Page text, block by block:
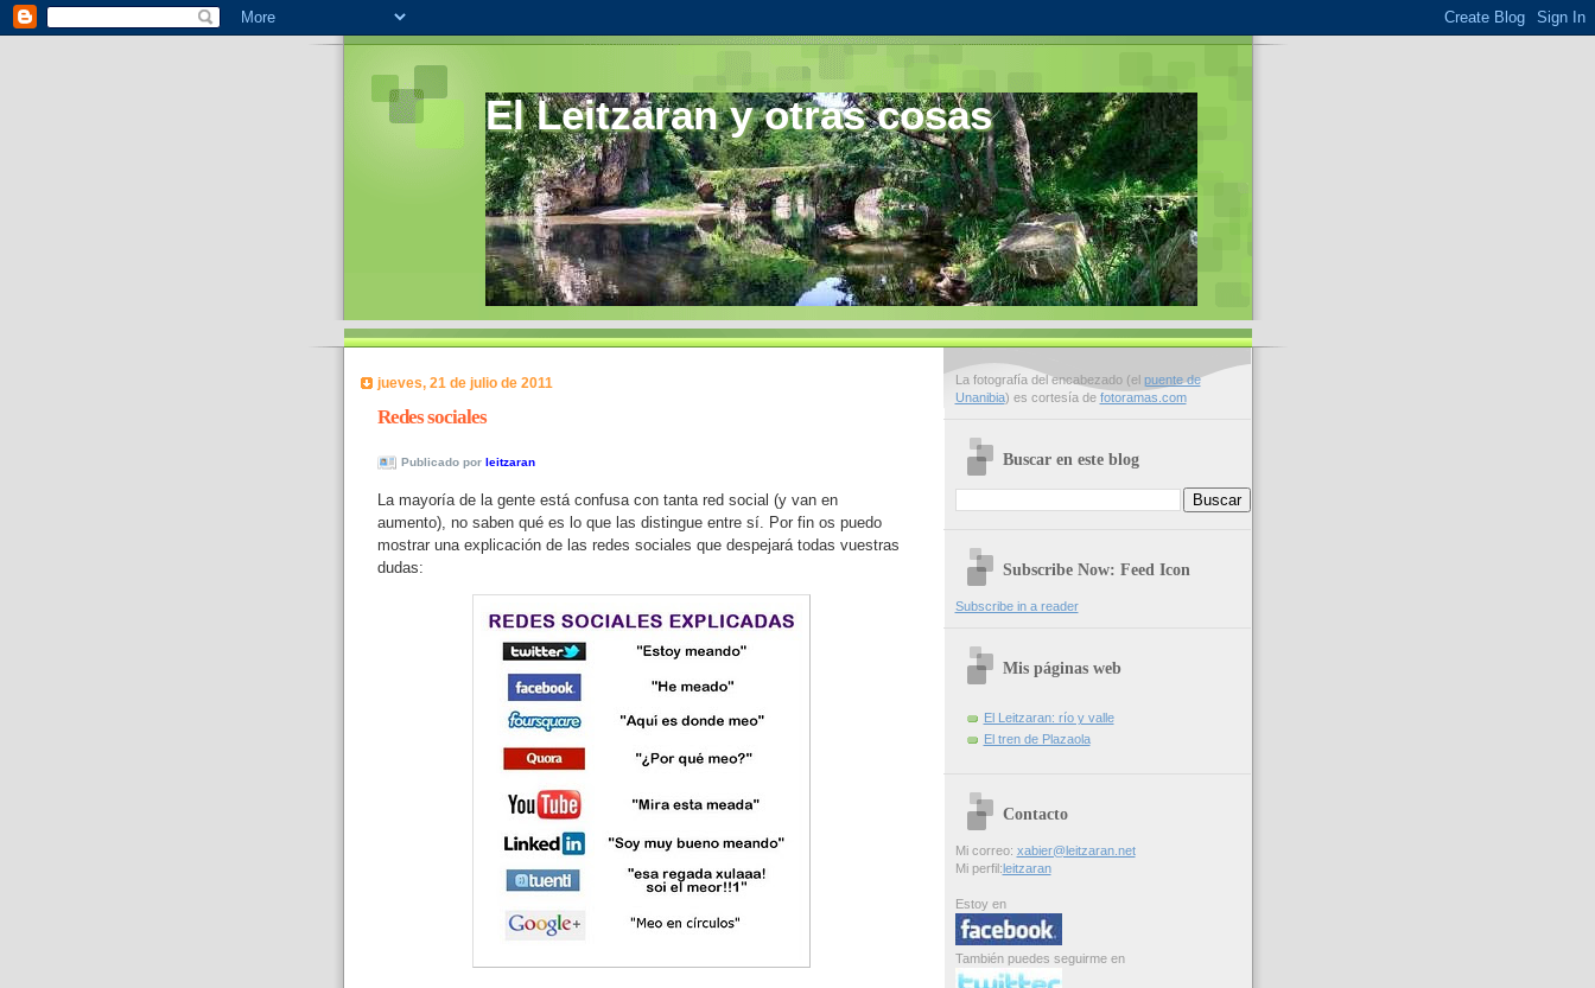
El Leitzaran y otras cosas
jueves, 21 de julio de 2011
Redes sociales
Publicado por leitzaran
La mayoría de la gente está confusa con tanta red social (y van en
aumento), no saben qué es lo que las distingue entre sí. Por fin os puedo
mostrar una explicación de las redes sociales que despejará todas vuestras
dudas:
La fotografía del encabezado (el puente de
Unanibia) es cortesía de fotoramas.com
Buscar en este blog
Subscribe Now: Feed Icon
Subscribe in a reader
Mis páginas web
El Leitzaran: río y valle
El tren de Plazaola
Contacto
Mi correo: xabier@leitzaran.net
Mi perfil: leitzaran
Estoy en
También puedes seguirme en